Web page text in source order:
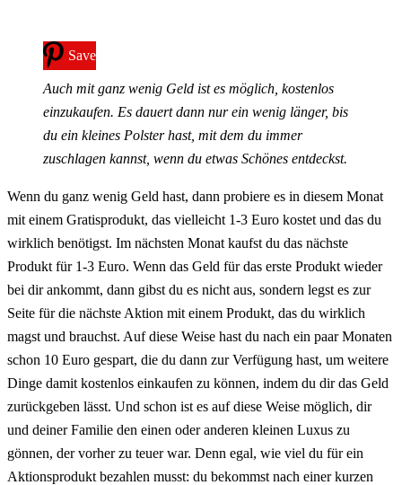
Save
Auch mit ganz wenig Geld ist es möglich, kostenlos
einzukaufen. Es dauert dann nur ein wenig länger, bis
du ein kleines Polster hast, mit dem du immer
zuschlagen kannst, wenn du etwas Schönes entdeckst.
Wenn du ganz wenig Geld hast, dann probiere es in diesem Monat
mit einem Gratisprodukt, das vielleicht 1-3 Euro kostet und das du
wirklich benötigst. Im nächsten Monat kaufst du das nächste
Produkt für 1-3 Euro. Wenn das Geld für das erste Produkt wieder
bei dir ankommt, dann gibst du es nicht aus, sondern legst es zur
Seite für die nächste Aktion mit einem Produkt, das du wirklich
magst und brauchst. Auf diese Weise hast du nach ein paar Monaten
schon 10 Euro gespart, die du dann zur Verfügung hast, um weitere
Dinge damit kostenlos einkaufen zu können, indem du dir das Geld
zurückgeben lässt. Und schon ist es auf diese Weise möglich, dir
und deiner Familie den einen oder anderen kleinen Luxus zu
gönnen, der vorher zu teuer war. Denn egal, wie viel du für ein
Aktionsprodukt bezahlen musst: du bekommst nach einer kurzen